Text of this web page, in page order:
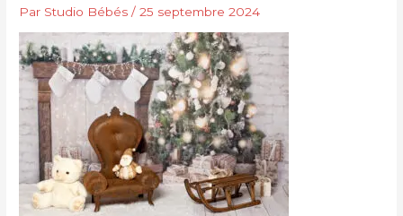
Par Studio Bébés/25 septembre 2024